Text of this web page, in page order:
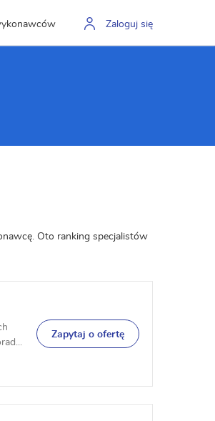
Zaloguj się
Oto ranking specjalistów
Zapytaj o ofertę